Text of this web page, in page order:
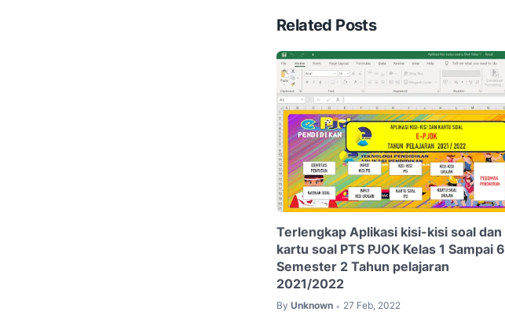
Related Posts
Terlengkap Aplikasi kisi-kisi soal dan
kartu soal PTS PJOK Kelas 1 Sampai 6
Semester 2 Tahun pelajaran
2021/2022
By Unknown • 27 Feb, 2022